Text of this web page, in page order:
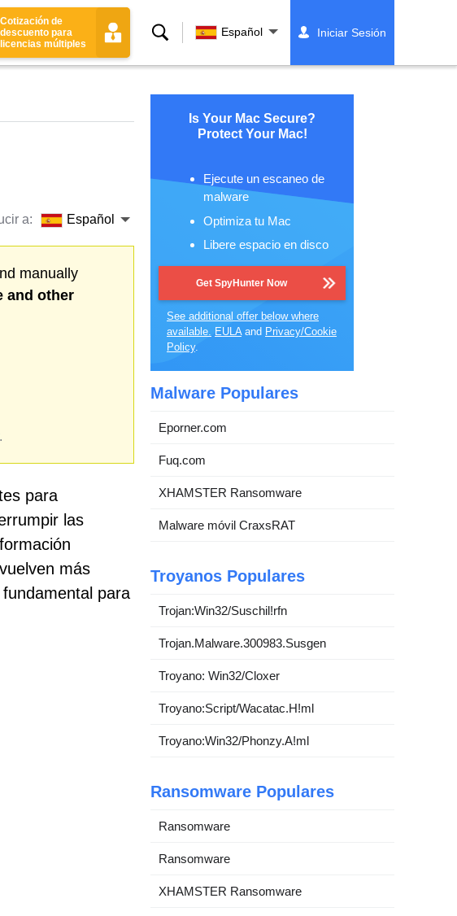
Cotización de
descuento para
licencias múltiples
Buscar Español Iniciar Sesión
a: Español
manually
and other
.
para
las
más
para
Is Your Mac Secure?
Protect Your Mac!
Ejecute un escaneo de
malware
Optimiza tu Mac
Libere espacio en disco
Get SpyHunter Now
See additional offer below where
available. EULAand Privacy/Cookie
Policy.
Malware Populares
Eporner.com
Fuq.com
XHAMSTER Ransomware
Malware móvil CraxsRAT
Troyanos Populares
Trojan:Win32/Suschil!rfn
Trojan.Malware.300983.Susgen
Troyano: Win32/Cloxer
Troyano:Script/Wacatac.H!ml
Troyano:Win32/Phonzy.A!ml
Ransomware Populares
Ransomware
Ransomware
XHAMSTER Ransomware